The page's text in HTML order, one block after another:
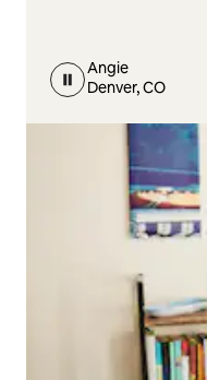
Angie
Denver, CO